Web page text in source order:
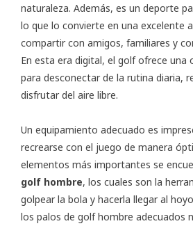
naturaleza. Además, es un deporte
lo que lo convierte en una excelente
compartir con amigos, familiares y
En esta era digital, el golf ofrece una
para desconectar de la rutina diaria,
disfrutar del aire libre.
Un equipamiento adecuado es
recrearse con el juego de manera
elementos más importantes se
golf hombre, los cuales son la
golpear la bola y hacerla llegar al
los palos de golf hombre adecuados